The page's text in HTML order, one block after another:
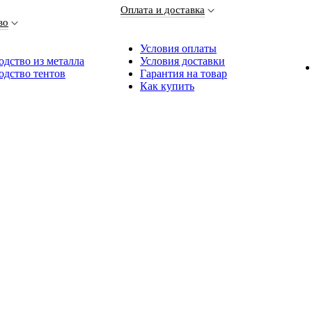
из металла
тентов
Оплата и доставка
Условия оплаты
Условия доставки
Гарантия на товар
Как купить